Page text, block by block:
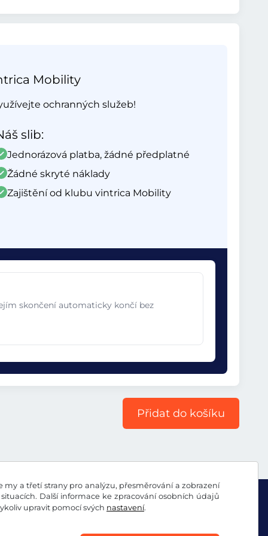
a třetí strany pro analýzu, přesměrování a zobrazení
Další informace ke zpracování osobních údajů
upravit pomocí svých nastavení.
Mobility
ochranných služeb!
slib:
Jednorázová platba, žádné předplatné
Žádné skryté náklady
Zajištění od klubu vintrica Mobility
skončení automaticky končí bez
Přidat do košíku